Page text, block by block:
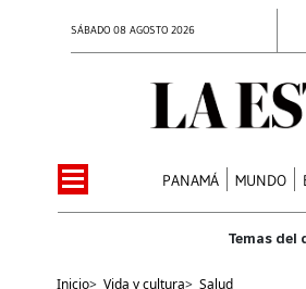
SÁBADO 08 AGOSTO 2026
PANAMÁ MUNDO
Inicio> Vida y cultura> Salud